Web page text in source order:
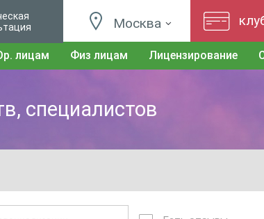
Москва
лицам Физ лицам Лицензирование
специалистов